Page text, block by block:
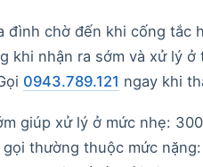
đình chờ đến khi cống tắc
khi nhận ra sớm và xử lý
0943.789.121 ngay khi
giúp xử lý ở mức nhẹ:
thường thuộc mức